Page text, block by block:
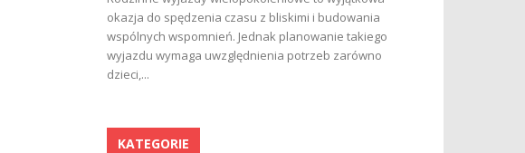
okazja do spędzenia czasu z bliskimi i budowania
wspólnych wspomnień. Jednak planowanie takiego
wyjazdu wymaga uwzględnienia potrzeb zarówno
dzieci,...
KATEGORIE